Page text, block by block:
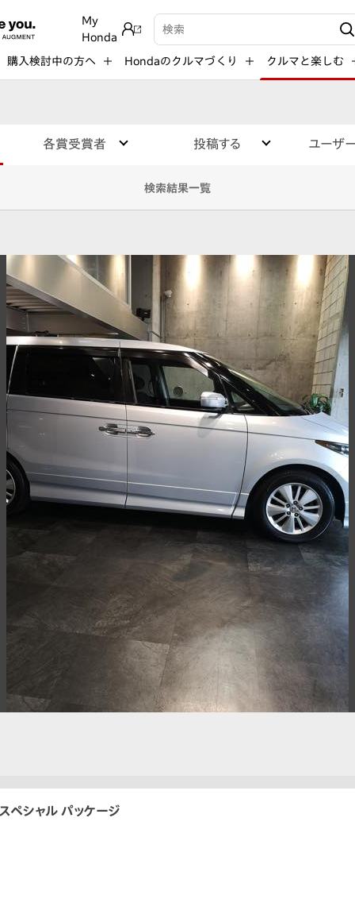
My
Honda
検索キーワード入力
購入検討中の方へ Hondaのクルマづくり クルマと楽しむ
各賞受賞者 投稿する ユーザ
検索結果一覧
ペシャル パッケージ